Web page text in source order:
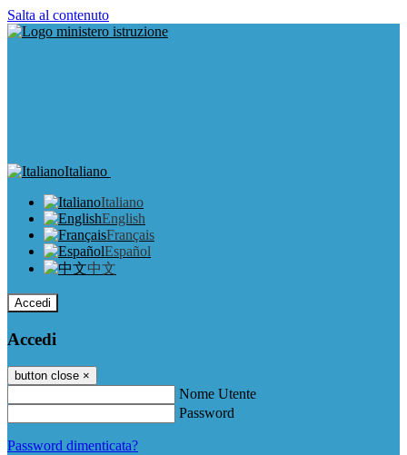
Salta al contenuto
Italiano
Italiano
English
Français
Español
中文
Accedi
Accedi
button close ×
Nome Utente
Password
Password dimenticata?